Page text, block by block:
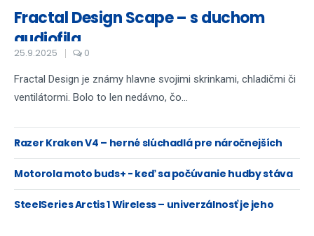
Fractal Design Scape – s duchom
audiofila...
25.9.2025 0
Fractal Design je známy hlavne svojimi skrinkami, chladičmi či
ventilátormi. Bolo to len nedávno, čo...
Razer Kraken V4 – herné slúchadlá pre náročnejších
hráčov
Motorola moto buds+ - keď sa počúvanie hudby stáva
zážitkom
SteelSeries Arctis 1 Wireless – univerzálnosť je jeho